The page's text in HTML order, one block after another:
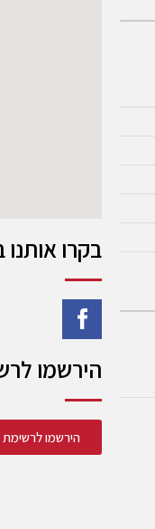
בקרו
הירשמו
הירשמו